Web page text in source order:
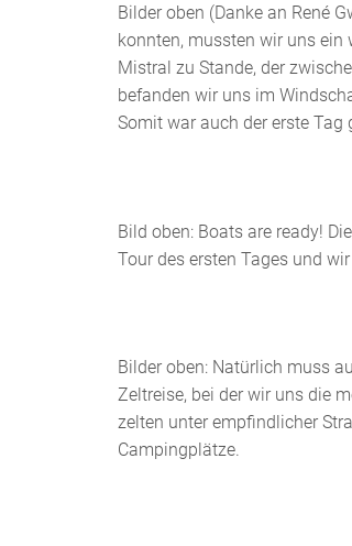
Bilder oben (Danke an René
konnten, mussten wir uns ein
Mistral zu Stande, der
befanden wir uns im
Somit war auch der erste
Bild oben: Boats are ready!
Tour des ersten Tages und
Bilder oben: Natürlich muss
Zeltreise, bei der wir uns die
zelten unter empfindlicher
Campingplätze.